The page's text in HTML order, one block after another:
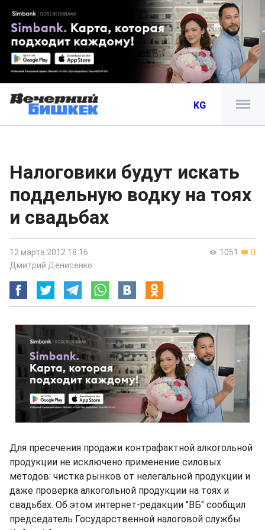
KG
Налоговики будут искать
поддельную водку на тоях
и свадьбах
1051 0
12 марта 2012 18:16
Дмитрий Денисенко
Для пресечения продажи контрафактной алкогольной
продукции не исключено применение силовых
методов: чистка рынков от нелегальной продукции и
даже проверка алкогольной продукции на тоях и
свадьбах. Об этом интернет-редакции "ВБ" сообщил
председатель Государственной налоговой службы